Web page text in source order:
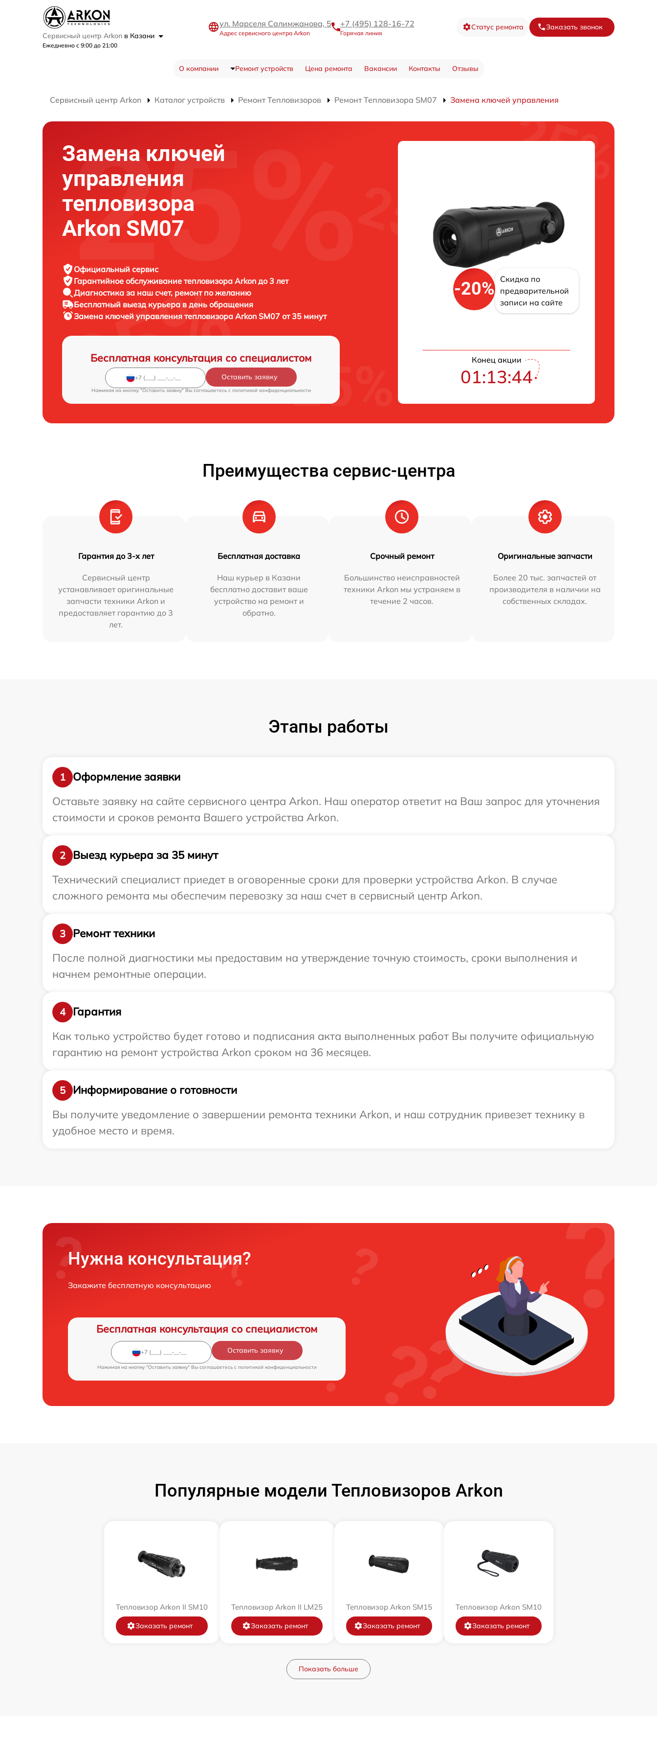
Сервисный центр Arkon в Казани
Ежедневно с 9:00 до 21:00
ул. Марселя Салимжанова, 5
Адрес сервисного центра Arkon
+7 (495) 128-16-72
Горячая линия
Статус ремонта Заказать звонок
О компании Ремонт устройств Цена ремонта Вакансии Контакты Отзывы
Сервисный центр Arkon Каталог устройств Ремонт Тепловизоров Ремонт Тепловизора SM07 Замена ключей управления
Замена ключей
управления
тепловизора
Arkon SM07
Официальный сервис
Гарантийное обслуживание тепловизора Arkon до 3 лет
Диагностика за наш счет, ремонт по желанию
Бесплатный выезд курьера в день обращения
Замена ключей управления тепловизора Arkon SM07 от 35 минут
Бесплатная консультация со специалистом
Оставить заявку
Нажимая на кнопку "Оставить заявку" Вы соглашаетесь c политикой конфиденциальности
-20%
Скидка по
предварительной
записи на сайте
Конец акции
01:13:43
Преимущества сервис-центра
Гарантия до 3-х лет
Сервисный центр
устанавливает оригинальные
запчасти техники Arkon и
предоставляет гарантию до 3
лет.
Бесплатная доставка
Наш курьер в Казани
бесплатно доставит ваше
устройство на ремонт и
обратно.
Срочный ремонт
Большинство неисправностей
техники Arkon мы устраняем в
течение 2 часов.
Оригинальные запчасти
Более 20 тыс. запчастей от
производителя в наличии на
собственных складах.
Этапы работы
1
Оформление заявки
Оставьте заявку на сайте сервисного центра Arkon. Наш оператор ответит на Ваш запрос для уточнения
стоимости и сроков ремонта Вашего устройства Arkon.
2
Выезд курьера за 35 минут
Технический специалист приедет в оговоренные сроки для проверки устройства Arkon. В случае
сложного ремонта мы обеспечим перевозку за наш счет в сервисный центр Arkon.
3
Ремонт техники
После полной диагностики мы предоставим на утверждение точную стоимость, сроки выполнения и
начнем ремонтные операции.
4
Гарантия
Как только устройство будет готово и подписания акта выполненных работ Вы получите официальную
гарантию на ремонт устройства Arkon сроком на 36 месяцев.
5
Информирование о готовности
Вы получите уведомление о завершении ремонта техники Arkon, и наш сотрудник привезет технику в
удобное место и время.
Нужна консультация?
Закажите бесплатную консультацию
Бесплатная консультация со специалистом
Оставить заявку
Нажимая на кнопку "Оставить заявку" Вы соглашаетесь c политикой конфиденциальности
Популярные модели Тепловизоров Arkon
Тепловизор Arkon II SM10
Заказать ремонт
Тепловизор Arkon II LM25
Заказать ремонт
Тепловизор Arkon SM15
Заказать ремонт
Тепловизор Arkon SM10
Заказать ремонт
Показать больше